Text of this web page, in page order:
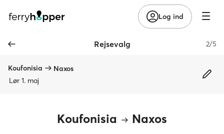
Log ind
Rejsevalg 2/5
Koufonisia
Naxos
Lør 1. maj
Koufonisia Naxos